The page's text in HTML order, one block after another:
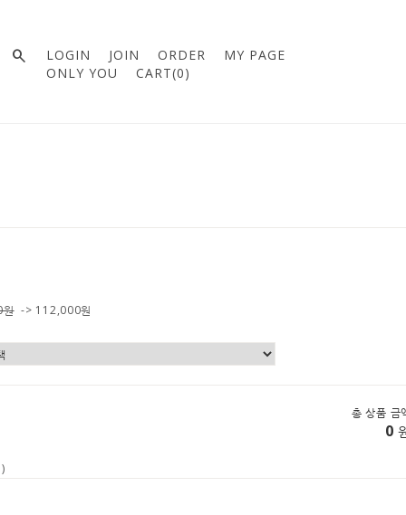
 LOGIN JOIN ORDER
MY PAGE
ONLY YOU
CART(0)
-> 112,000원
총 상품 금
0